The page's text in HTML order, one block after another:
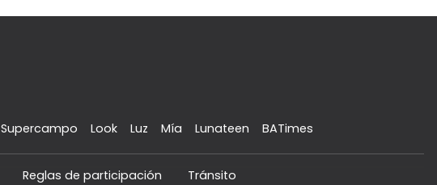
Supercampo Look Luz Mía Lunateen BATimes
Reglas de participación Tránsito